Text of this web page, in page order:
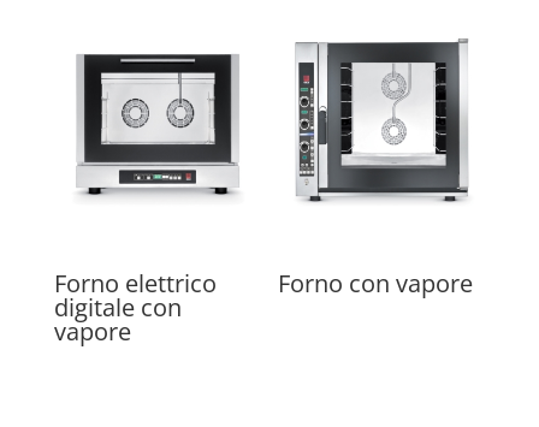
Forno elettrico
digitale con
vapore
Forno con vapore